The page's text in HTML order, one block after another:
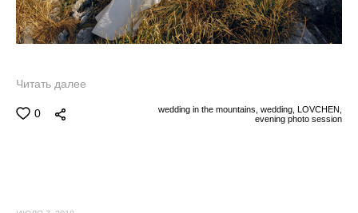
Читать далее
0 wedding in the mountains, wedding,
LOVCHEN,
evening photo session